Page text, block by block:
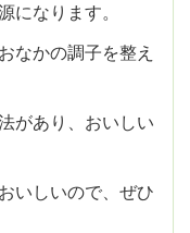
になります。
なかの調子を整え
があり、おいしい
いしいので、ぜひ